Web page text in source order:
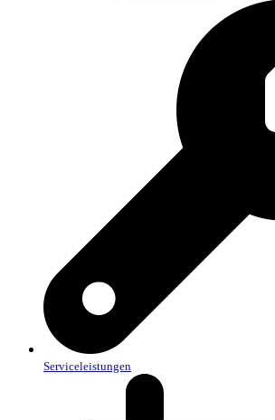
Serviceleistungen